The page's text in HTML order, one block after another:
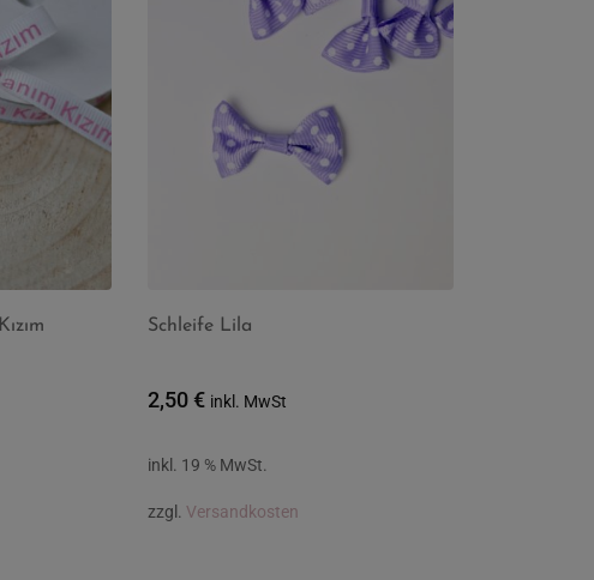
Schleife Lila
2,50 € inkl. MwSt
inkl. 19 % MwSt.
zzgl. Versandkosten